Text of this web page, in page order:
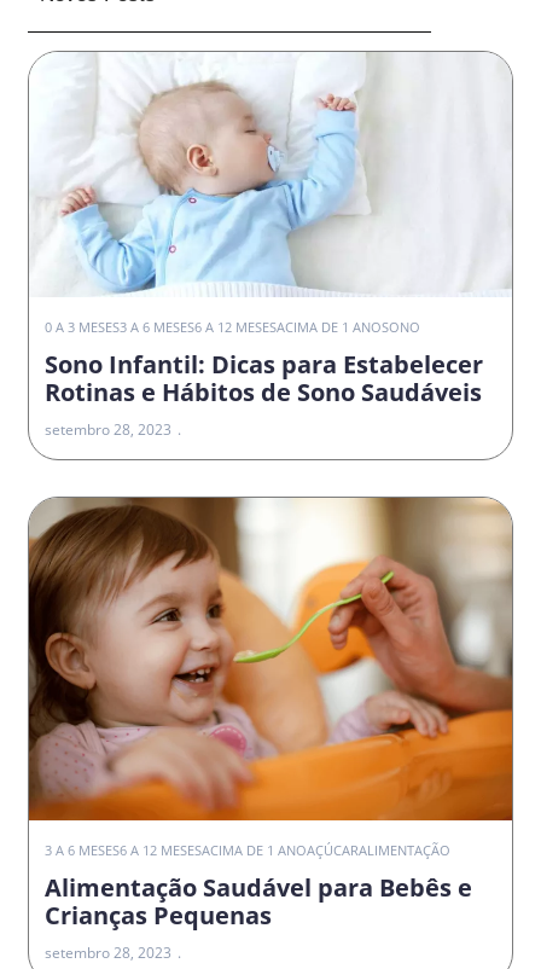
0 A 3 MESES3 A 6 MESES6 A 12 MESESACIMA DE 1 ANOSONO
Sono Infantil: Dicas para Estabelecer
Rotinas e Hábitos de Sono Saudáveis
setembro 28, 2023
3 A 6 MESES6 A 12 MESESACIMA DE 1 ANOAÇÚCARALIMENTAÇÃO
Alimentação Saudável para Bebês e
Crianças Pequenas
setembro 28, 2023